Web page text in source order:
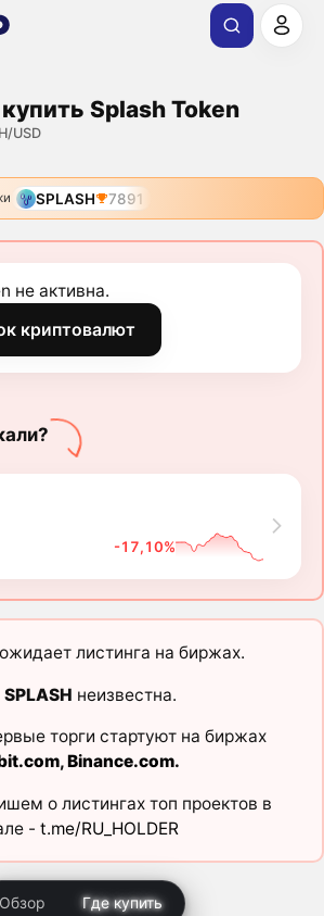
Splash Token
USD
SPLASH 7891
не активна.
криптовалют
-17,10%
ожидает листинга на биржах.
SPLASH неизвестна.
торги стартуют на биржах
,Binance.com.
о листингах топ проектов в
- t.me/RU_HOLDER
Обзор Где купить